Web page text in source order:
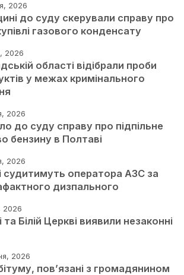
2026
до суду скерували справу про
газового конденсату
2026
області відібрали проби
у межах кримінального
2026
до суду справу про підпільне
бензину в Полтаві
2026
судитимуть оператора АЗС за
дизпального
2026
Білій Церкві виявили незаконні
2026
пов’язані з громадянином